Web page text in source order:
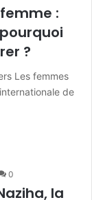
:
?
Les femmes
de
0
la